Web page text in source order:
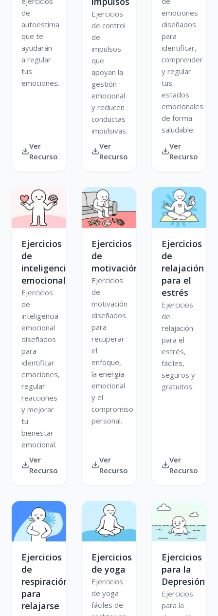
de
autoestima
que te
ayudarán
a regular
tus
emociones.
Ver
Recurso
Ejercicios
de control
de
impulsos
que
apoyan la
gestión
emocional
y reducen
conductas
impulsivas.
Ver
Recurso
emociones
diseñados
para
identificar,
comprender
y regular
tus
estados
emocionales
de forma
saludable.
Ver
Recurso
Ejercicios
de
inteligencia
emocional
Ejercicios
de
inteligencia
emocional
diseñados
para
identificar
emociones,
regular
reacciones
y mejorar
tu
bienestar
emocional.
Ver
Recurso
Ejercicios
de
motivación
Ejercicios
de
motivación
diseñados
para
recuperar
el
enfoque,
la energía
emocional
y el
compromiso
personal.
Ver
Recurso
Ejercicios
de
relajación
para el
estrés
Ejercicios
de
relajación
para el
estrés,
fáciles,
seguros y
gratuitos.
Ver
Recurso
Ejercicios
de
respiración
para
relajarse
Ejercicios
de yoga
Ejercicios
de yoga
fáciles de
Ejercicios
para la
Depresión
Ejercicios
para la